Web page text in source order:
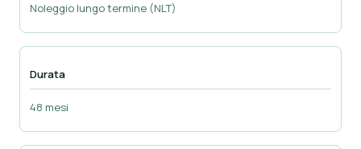
Noleggio lungo termine (NLT)
Durata
48 mesi